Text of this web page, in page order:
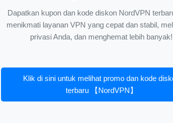
Dapatkan kupon dan kode diskon NordVPN
menikmati layanan VPN yang cepat dan stabil,
privasi Anda, dan menghemat lebih banyak!
Klik di sini untuk melihat promo dan kode
terbaru 【NordVPN】